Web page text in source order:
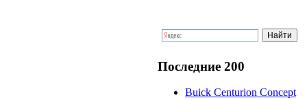
Последние 200
Buick Centurion Concept